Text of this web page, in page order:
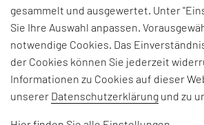
Beiträge und Interviews zu aktuellen
und Branchenherausforderungen,
unseren Beratungsangeboten,
sowie
Hier erfahren Sie, was
gesammelt und ausgewertet. Unter
Sie Ihre Auswahl anpassen.
notwendige Cookies. Das
der Cookies können Sie jederzeit
Informationen zu Cookies auf dieser
unserer Datenschutzerklärung und zu